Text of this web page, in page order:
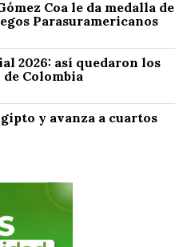
Coa le da medalla de
Parasuramericanos
2026: así quedaron los
Colombia
y avanza a cuartos